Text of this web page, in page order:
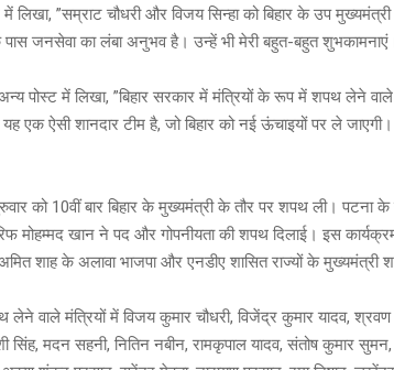
लिखा, ”सम्राट चौधरी और विजय सिन्हा को बिहार के उप
जनसेवा का लंबा अनुभव है। उन्हें भी मेरी बहुत-बहुत
पोस्ट में लिखा, ”बिहार सरकार में मंत्रियों के रूप में शपथ लेने वाले
एक ऐसी शानदार टीम है, जो बिहार को नई ऊंचाइयों पर ले
को 10वीं बार बिहार के मुख्यमंत्री के तौर पर शपथ ली। पटना के
मोहम्मद खान ने पद और गोपनीयता की शपथ दिलाई। इस
शाह के अलावा भाजपा और एनडीए शासित राज्यों के मुख्यमंत्री
वाले मंत्रियों में विजय कुमार चौधरी, विजेंद्र कुमार यादव,
सिंह, मदन सहनी, नितिन नबीन, रामकृपाल यादव, संतोष कुमार